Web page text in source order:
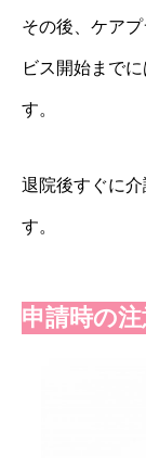
その後、ケア
ビス開始まで
す。
退院後すぐに
す。
申請時の